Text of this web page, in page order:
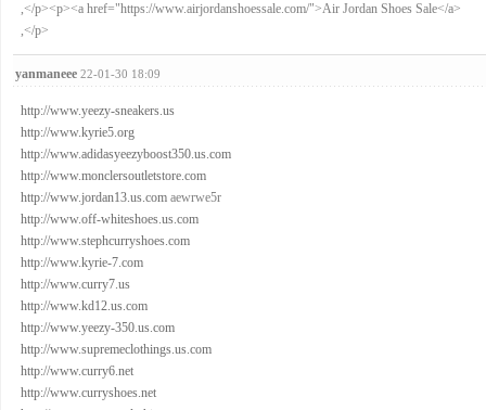
,</p><p><a href="https://www.airjordanshoessale.com/">Air Jordan Shoes Sale</a>
,</p>
yanmaneee 22-01-30 18:09
http://www.yeezy-sneakers.us
http://www.kyrie5.org
http://www.adidasyeezyboost350.us.com
http://www.monclersoutletstore.com
http://www.jordan13.us.comaewrwe5r
http://www.off-whiteshoes.us.com
http://www.stephcurryshoes.com
http://www.kyrie-7.com
http://www.curry7.us
http://www.kd12.us.com
http://www.yeezy-350.us.com
http://www.supremeclothings.us.com
http://www.curry6.net
http://www.curryshoes.net